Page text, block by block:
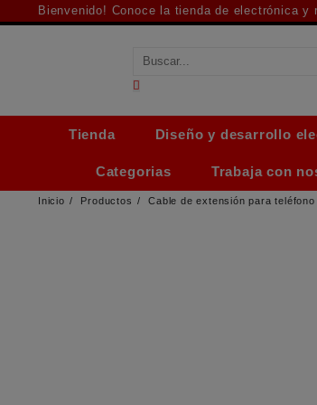
al
Bienvenido! Conoce la tienda de electrónica
Tienda Diseño y desarrollo
Categorias Trabaja con
Inicio Productos Cable de extensión para